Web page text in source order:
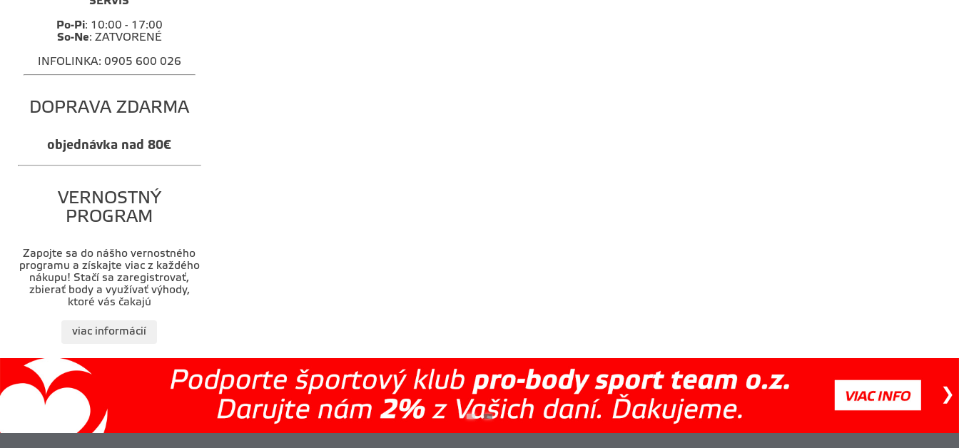
Po-Pi: 10:00 - 17:00
So-Ne: ZATVORENÉ
INFOLINKA: 0905 600 026
DOPRAVA ZDARMA
objednávka nad 80€
VERNOSTNÝ
PROGRAM
Zapojte sa do nášho vernostného
programu a získajte viac z každého
nákupu! Stačí sa zaregistrovať,
zbierať body a využívať výhody,
ktoré vás čakajú
viac informácií